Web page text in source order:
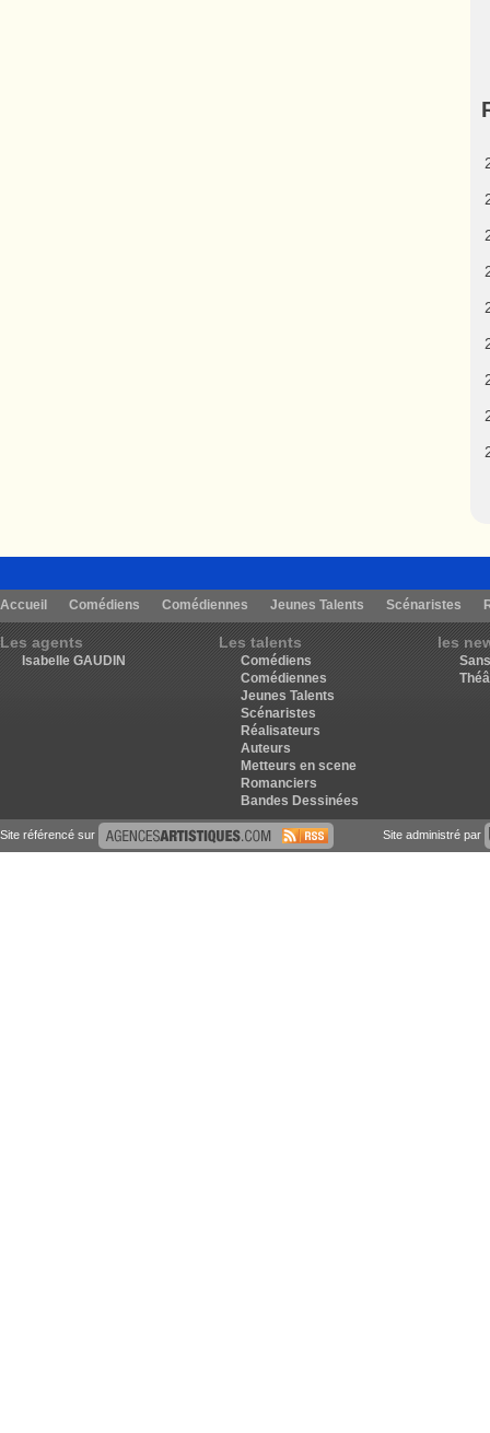
Accueil Comédiens Comédiennes Jeunes Talents Scénaristes
Les agents
Isabelle GAUDIN
Les talents
Comédiens
Comédiennes
Jeunes Talents
Scénaristes
Réalisateurs
Auteurs
Metteurs en scene
Romanciers
Bandes Dessinées
les
Site référencé sur Site administré par